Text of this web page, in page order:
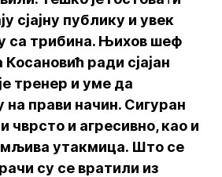
сјајну публику и увек
са трибина. Њихов шеф
ради сјајан
тренер и уме да
на прави начин. Сигуран
чврсто и агресивно, као и
утакмица. Што се
су се вратили из